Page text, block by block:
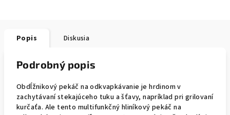
Popis Diskusia
Podrobný popis
Obdĺžnikový pekáč na odkvapkávanie je hrdinom v
zachytávaní stekajúceho tuku a šťavy, napríklad pri grilovaní
kurčaťa. Ale tento multifunkčný hliníkový pekáč na